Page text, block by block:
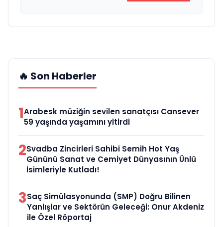
🔥 Son Haberler
1Arabesk müziğin sevilen sanatçısı Cansever
59 yaşında yaşamını yitirdi
2Svadba Zincirleri Sahibi Semih Hot Yaş
Gününü Sanat ve Cemiyet Dünyasının Ünlü
İsimleriyle Kutladı!
3Saç Simülasyonunda (SMP) Doğru Bilinen
Yanlışlar ve Sektörün Geleceği: Onur Akdeniz
ile Özel Röportaj